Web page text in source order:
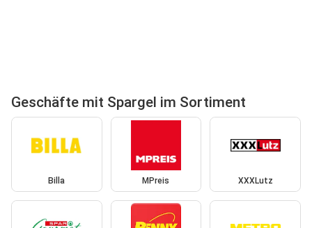
Geschäfte mit Spargel im Sortiment
Billa MPreis XXXLutz